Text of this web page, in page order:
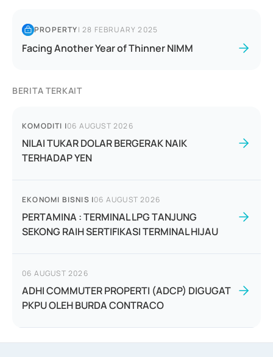
PROPERTY|28 FEBRUARY 2025
Facing Another Year of Thinner NIMM
BERITA TERKAIT
KOMODITI |06 AUGUST 2026
NILAI TUKAR DOLAR BERGERAK NAIK
TERHADAP YEN
EKONOMI BISNIS |06 AUGUST 2026
PERTAMINA : TERMINAL LPG TANJUNG
SEKONG RAIH SERTIFIKASI TERMINAL HIJAU
06 AUGUST 2026
ADHI COMMUTER PROPERTI (ADCP) DIGUGAT
PKPU OLEH BURDA CONTRACO